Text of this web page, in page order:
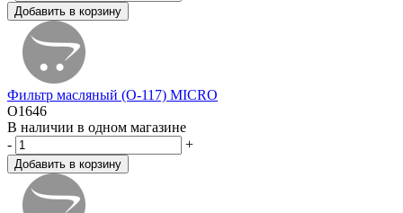
Фильтр масляный (O-117) MICRO
O1646
В наличии в одном магазине
-
+